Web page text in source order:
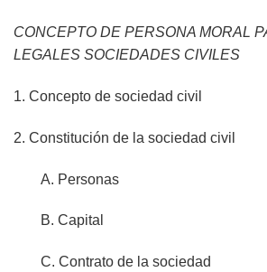
CONCEPTO DE PERSONA MORAL
LEGALES SOCIEDADES CIVILES
1. Concepto de sociedad civil
2. Constitución de la sociedad civil
A. Personas
B. Capital
C. Contrato de la sociedad